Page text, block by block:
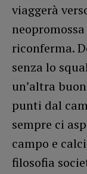
viaggerà
neopromossa
riconferma.
senza lo
un’altra
punti dal
sempre ci
campo e
filosofia